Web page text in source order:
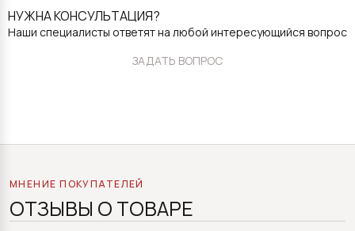
НУЖНА КОНСУЛЬТАЦИЯ?
Наши специалисты ответят на любой интересующийся вопрос
ЗАДАТЬ ВОПРОС
МНЕНИЕ ПОКУПАТЕЛЕЙ
ОТЗЫВЫ О ТОВАРЕ